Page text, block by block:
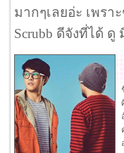
มากๆเลยอ่ะ เพรา
Scrubb ดีจังที่ได้ ดู